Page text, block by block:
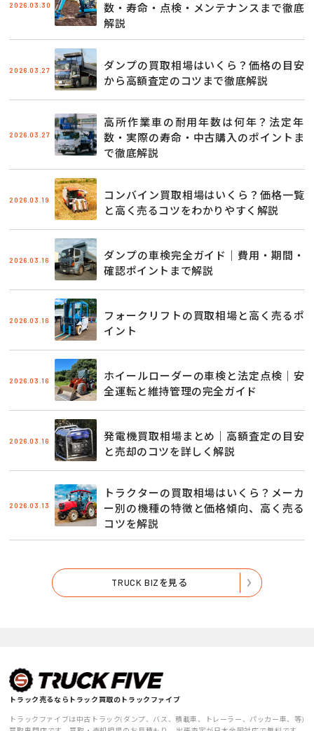
2026.03.30
数・寿命・点検・メンテナンスまで徹底
解説
2026.03.27
ダンプの買取相場はいくら？価格の目安
から高額査定のコツまで徹底解説
2026.03.27
高所作業車の耐用年数は何年？法定年
数・実際の寿命・中古購入のポイントま
で徹底解説
2026.03.19
コンバイン買取相場はいくら？価格一覧
と高く売るコツをわかりやすく解説
2026.03.16
ダンプの車検完全ガイド｜費用・期間・
確認ポイントまで解説
2026.03.16
フォークリフトの買取相場と高く売るポ
イント
2026.03.16
ホイールローダーの車検と法定点検｜安
全運転と維持管理の完全ガイド
2026.03.16
発電機買取相場まとめ｜高額査定の目安
と売却のコツを詳しく解説
2026.03.13
トラクターの買取相場はいくら？メーカ
ー別の機種の特徴と価格傾向、高く売る
コツを解説
TRUCK BIZを見る
トラック売るならトラック買取のトラックファイブ
トラックファイブは中古トラック(ダンプ、バス、積載車、トレーラー、パッカー車、等)